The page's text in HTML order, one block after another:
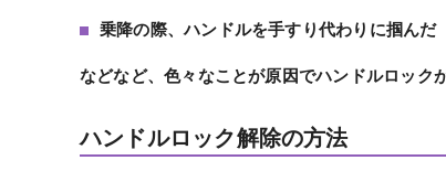
乗降の際、ハンドルを手すり代わりに掴んだ
などなど、色々なことが原因でハンドルロック
ハンドルロック解除の方法